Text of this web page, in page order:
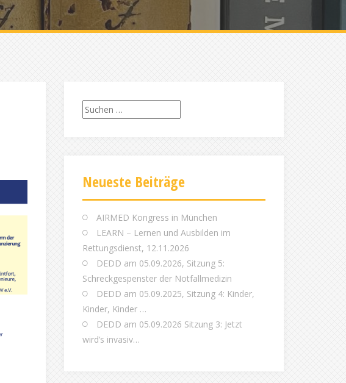
Suchen
nach:
Neueste Beiträge
AIRMED Kongress in München
LEARN – Lernen und Ausbilden im
Rettungsdienst, 12.11.2026
DEDD am 05.09.2026, Sitzung 5:
Schreckgespenster der Notfallmedizin
DEDD am 05.09.2025, Sitzung 4: Kinder,
Kinder, Kinder …
DEDD am 05.09.2026 Sitzung 3: Jetzt
wird’s invasiv…